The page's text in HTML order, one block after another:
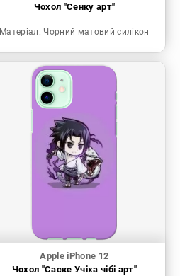
Чохол "Сенку арт"
Матеріал: Чорний матовий силікон
Apple iPhone 12
Чохол "Саске Учіха чібі арт"